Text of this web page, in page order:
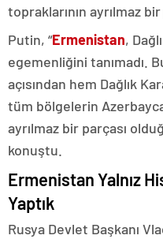
topraklarının ayrılmaz
Putin, “Ermenistan,
egemenliğini tanımadı.
açısından hem Dağlık
tüm bölgelerin
ayrılmaz bir parçası
konuştu.
Ermenistan Yalnız
Yaptık
Rusya Devlet Başkanı